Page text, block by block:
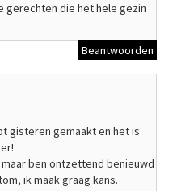
gerechten die het hele gezin
Beantwoorden
gisteren gemaakt en het is
ben ontzettend benieuwd
ik maak graag kans.